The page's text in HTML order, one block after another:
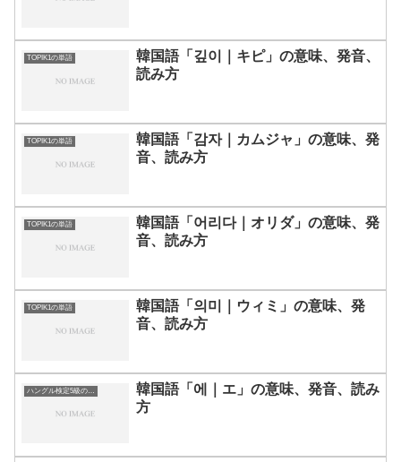
TOPIK1の単語
韓国語「깊이｜キピ」の意味、発音、
読み方
TOPIK1の単語
韓国語「감자｜カムジャ」の意味、発
音、読み方
TOPIK1の単語
韓国語「어리다｜オリダ」の意味、発
音、読み方
TOPIK1の単語
韓国語「의미｜ウィミ」の意味、発
音、読み方
ハングル検定5級の単語
韓国語「에｜エ」の意味、発音、読み
方